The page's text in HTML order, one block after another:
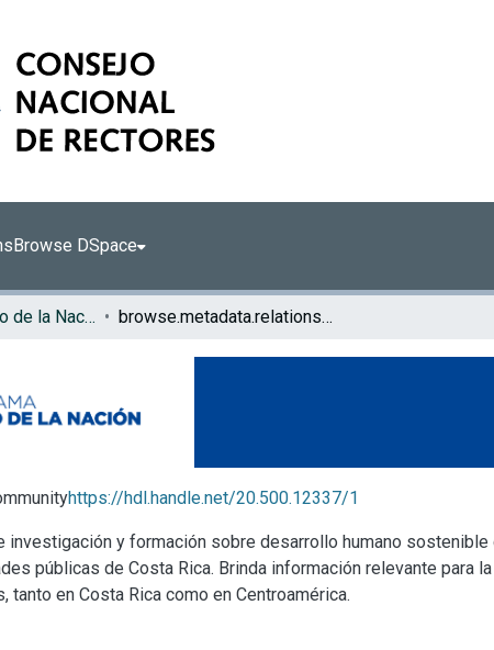
Browse DSpace
Programa Estado de la Nación (PEN) browse.metadata.relationseries.breadcrumbs
https://hdl.handle.net/20.500.12337/1
investigación y formación sobre desarrollo humano
públicas de Costa Rica. Brinda información relevante
en Costa Rica como en Centroamérica.